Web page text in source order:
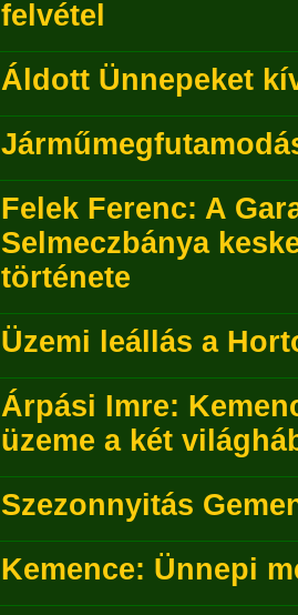
felvétel
Áldott Ünnepeket
Felek Ferenc: A
Selmeczbánya
története
Üzemi leállás a
Árpási Imre:
üzeme a két
Szezonnyitás
Kemence: Ünnepi